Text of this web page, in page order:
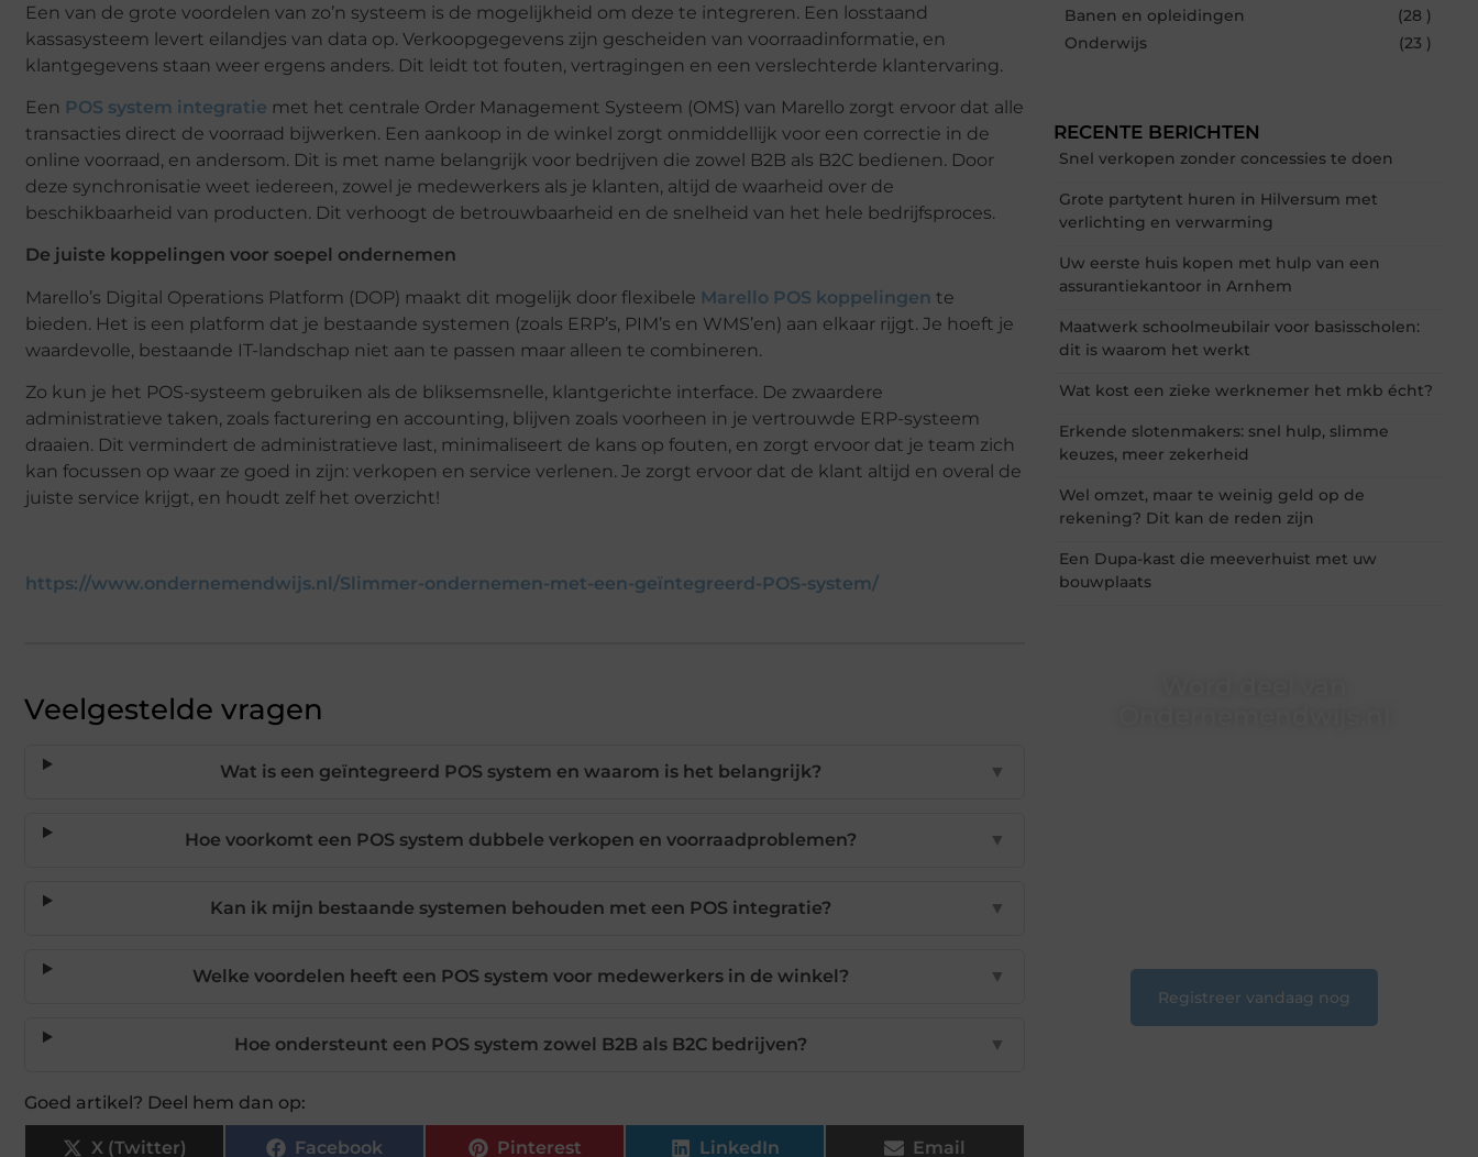
Een van de grote voordelen van zo’n systeem is de mogelijkheid om deze te integreren. Een losstaand
kassasysteem levert eilandjes van data op. Verkoopgegevens zijn gescheiden van voorraadinformatie, en
klantgegevens staan weer ergens anders. Dit leidt tot fouten, vertragingen en een verslechterde klantervaring.
Een POS system integratie met het centrale Order Management Systeem (OMS) van Marello zorgt ervoor dat alle
transacties direct de voorraad bijwerken. Een aankoop in de winkel zorgt onmiddellijk voor een correctie in de
online voorraad, en andersom. Dit is met name belangrijk voor bedrijven die zowel B2B als B2C bedienen. Door
deze synchronisatie weet iedereen, zowel je medewerkers als je klanten, altijd de waarheid over de
beschikbaarheid van producten. Dit verhoogt de betrouwbaarheid en de snelheid van het hele bedrijfsproces.
De juiste koppelingen voor soepel ondernemen
Marello’s Digital Operations Platform (DOP) maakt dit mogelijk door flexibele Marello POS koppelingen te
bieden. Het is een platform dat je bestaande systemen (zoals ERP’s, PIM’s en WMS’en) aan elkaar rijgt. Je hoeft je
waardevolle, bestaande IT-landschap niet aan te passen maar alleen te combineren.
Zo kun je het POS-systeem gebruiken als de bliksemsnelle, klantgerichte interface. De zwaardere
administratieve taken, zoals facturering en accounting, blijven zoals voorheen in je vertrouwde ERP-systeem
draaien. Dit vermindert de administratieve last, minimaliseert de kans op fouten, en zorgt ervoor dat je team zich
kan focussen op waar ze goed in zijn: verkopen en service verlenen. Je zorgt ervoor dat de klant altijd en overal de
juiste service krijgt, en houdt zelf het overzicht!
https://www.ondernemendwijs.nl/Slimmer-ondernemen-met-een-geïntegreerd-POS-system/
Veelgestelde vragen
Wat is een geïntegreerd POS system en waarom is het belangrijk? ▼
Hoe voorkomt een POS system dubbele verkopen en voorraadproblemen? ▼
Kan ik mijn bestaande systemen behouden met een POS integratie? ▼
Welke voordelen heeft een POS system voor medewerkers in de winkel? ▼
Hoe ondersteunt een POS system zowel B2B als B2C bedrijven? ▼
Goed artikel? Deel hem dan op:
X (Twitter) Facebook Pinterest LinkedIn Email
Banen en opleidingen
(28 )
Onderwijs
(23 )
RECENTE BERICHTEN
Snel verkopen zonder concessies te doen
Grote partytent huren in Hilversum met
verlichting en verwarming
Uw eerste huis kopen met hulp van een
assurantiekantoor in Arnhem
Maatwerk schoolmeubilair voor basisscholen:
dit is waarom het werkt
Wat kost een zieke werknemer het mkb écht?
Erkende slotenmakers: snel hulp, slimme
keuzes, meer zekerheid
Wel omzet, maar te weinig geld op de
rekening? Dit kan de reden zijn
Een Dupa-kast die meeverhuist met uw
bouwplaats
Registreer vandaag nog